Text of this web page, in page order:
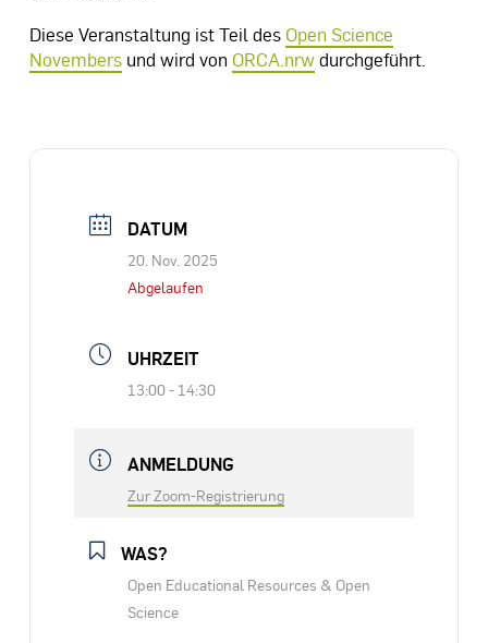
Diese Veranstaltung ist Teil des Open Science
Novembersund wird von ORCA.nrwdurchgeführt.
DATUM
20. Nov. 2025
Abgelaufen
UHRZEIT
13:00 - 14:30
ANMELDUNG
Zur Zoom-Registrierung
WAS?
Open Educational Resources & Open
Science